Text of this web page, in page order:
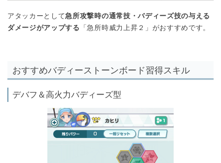
アタッカーとして急所攻撃時の通常技・バディーズ技の与える
ダメージがアップする
「急所時威力上昇２」がおすすめです。
おすすめバディーストーンボード習得スキル
デバフ＆高火力バディーズ型